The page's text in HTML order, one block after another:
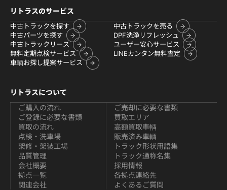
リトラスのサービス
中古トラックを探す
中古トラックを売る
中古パーツを探す
DPF洗浄リフレッシュ
中古トラックリース
ユーザー安心サービス
無料定期点検サービス
LINEカンタン無料査定
車輌お探し提案サービス
リトラスについて
ご購入の流れ
ご登録に必要な書類
買取の流れ
ご売却に必要な書類
買取エリア
高額買取車輌
点検・洗車場
架修・架装工場
品質管理
販売済み車輌
トラック形状用語集
トラック通称名集
会社概要
拠点一覧
関連会社
採用情報
各拠点連絡先
よくあるご質問